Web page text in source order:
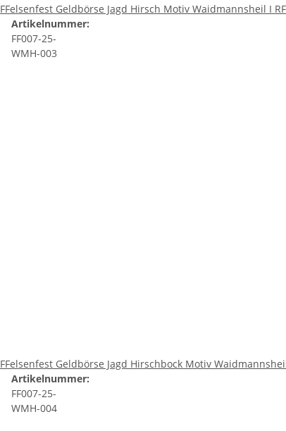
FFelsenfest Geldbörse Jagd Hirsch Motiv Waidmannsheil I
Artikelnummer:
FF007-25-
WMH-003
FFelsenfest Geldbörse Jagd Hirschbock Motiv
Artikelnummer:
FF007-25-
WMH-004